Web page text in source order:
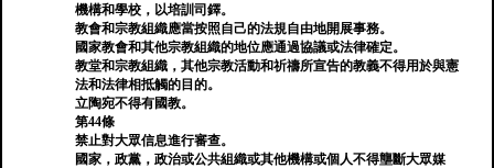
機構和學校，以培訓司鐸。
教會和宗教組織應當按照自己的法規自由地開展事務。
國家教會和其他宗教組織的地位應通過協議或法律確定。
教堂和宗教組織，其他宗教活動和祈禱所宣告的教義不得用於與憲
法和法律相抵觸的目的。
立陶宛不得有國教。
第44條
禁止對大眾信息進行審查。
國家，政黨，政治或公共組織或其他機構或個人不得壟斷大眾媒